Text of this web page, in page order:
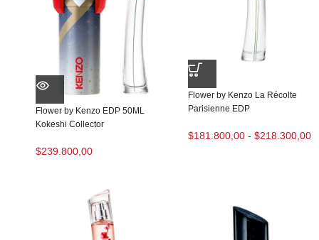
Flower by Kenzo EDP 50ML
Kokeshi Collector
$239.800,00
Flower by Kenzo La Récolte
Parisienne EDP
$181.800,00 - $218.300,00